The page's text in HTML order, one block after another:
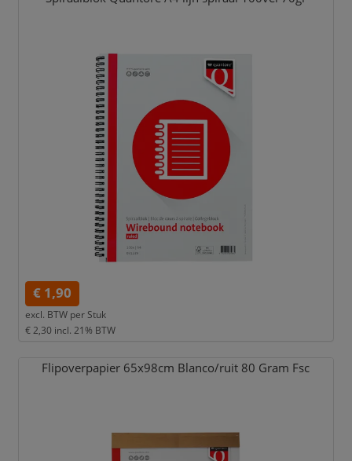
€ 1,90
excl. BTW per Stuk
€ 2,30 incl. 21% BTW
Flipoverpapier 65x98cm Blanco/ruit 80 Gram Fsc